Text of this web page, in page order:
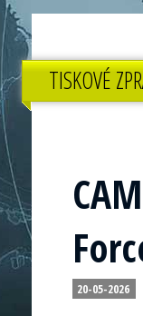
TISKOVÉ
20-05-2026